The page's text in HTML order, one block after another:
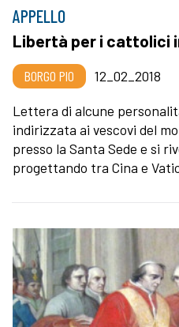
APPELLO
Libertà per i cattolici
BORGO PIO
12_02_2018
Lettera di alcune
indirizzata ai vescovi del
presso la Santa Sede e si
progettando tra Cina e